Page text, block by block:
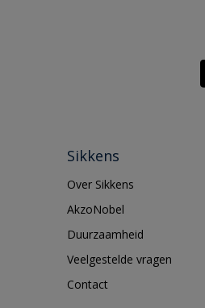
Sikkens
Over Sikkens
AkzoNobel
Duurzaamheid
Veelgestelde vragen
Contact